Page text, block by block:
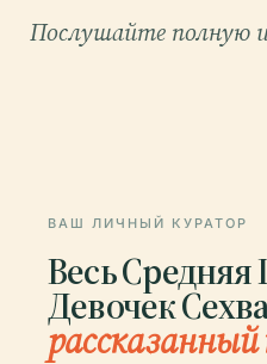
Послушайте полную
ВАШ ЛИЧНЫЙ КУРАТОР
Весь
Девочек
рассказанный